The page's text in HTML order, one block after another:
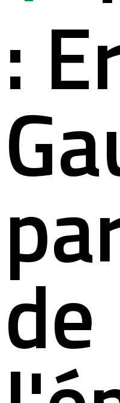
:
de